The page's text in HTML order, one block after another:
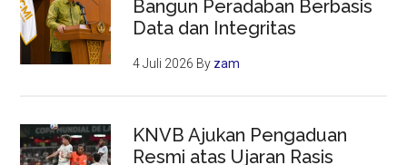
Bangun Peradaban Berbasis
Data dan Integritas
4 Juli 2026 By zam
KNVB Ajukan Pengaduan
Resmi atas Ujaran Rasis